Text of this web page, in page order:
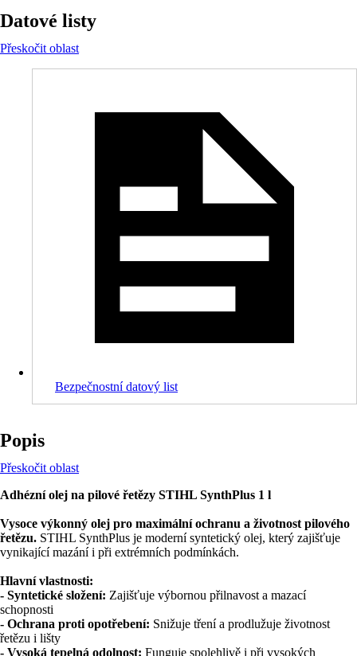
Datové listy
Přeskočit oblast
Bezpečnostní datový list
Popis
Přeskočit oblast
Adhézní olej na pilové řetězy STIHL SynthPlus 1 l
Vysoce výkonný olej pro maximální ochranu a životnost pilového
řetězu. STIHL SynthPlus je moderní syntetický olej, který zajišťuje
vynikající mazání i při extrémních podmínkách.
Hlavní vlastnosti:
- Syntetické složení: Zajišťuje výbornou přilnavost a mazací
schopnosti
- Ochrana proti opotřebení: Snižuje tření a prodlužuje životnost
řetězu i lišty
- Vysoká tepelná odolnost: Funguje spolehlivě i při vysokých